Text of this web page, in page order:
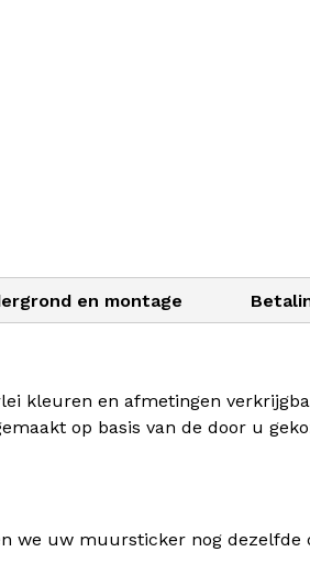
en montage
kleuren en afmetingen
op basis van de door u
we uw muursticker nog dezelfde